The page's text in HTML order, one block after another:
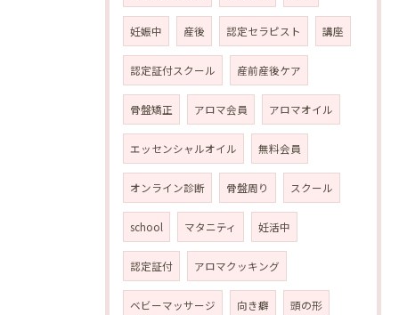
妊娠中 産後 認定セラピスト 講座
認定証付スクール 産前産後ケア
骨盤矯正 アロマ会員 アロマオイル
エッセンシャルオイル 無料会員
オンライン診断 骨盤周り スクール
school マタニティ 妊活中
認定証付 アロマクッキング
ベビーマッサージ 向き癖 頭の形